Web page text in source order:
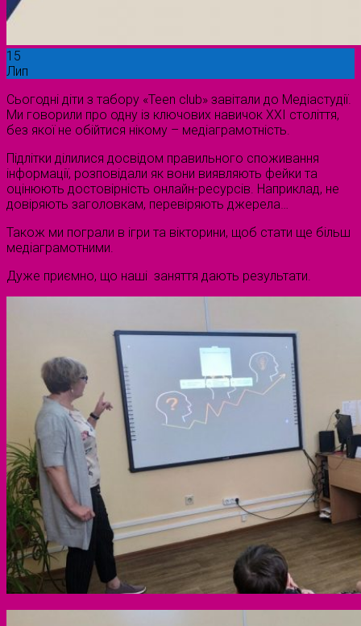
15
Лип
Сьогодні діти з табору «Teen club» завітали до Медіастудії.
Ми говорили про одну із ключових навичок XXI століття,
без якої не обійтися нікому – медіаграмотність.
Підлітки ділилися досвідом правильного споживання
інформації, розповідали як вони виявляють фейки та
оцінюють достовірність онлайн-ресурсів. Наприклад, не
довіряють заголовкам, перевіряють джерела…
Також ми пограли в ігри та вікторини, щоб стати ще більш
медіаграмотними.
Дуже приємно, що наші заняття дають результати.